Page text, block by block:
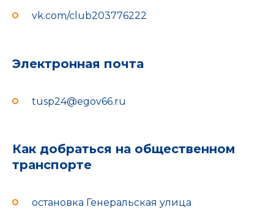
vk.com/club203776222
Электронная почта
tusp24@egov66.ru
Как добраться на общественном
транспорте
остановка Генеральская улица